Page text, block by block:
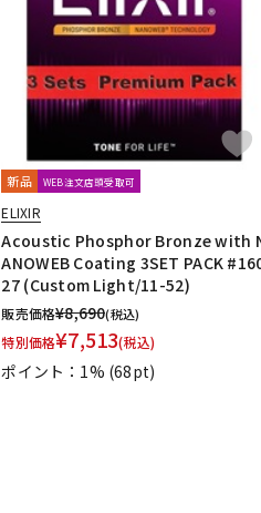
新品 WEB注文店頭受取可
ELIXIR
Acoustic Phosphor Bronze with
ANOWEB Coating 3SET PACK
27 (Custom Light/11-52)
販売価格¥8,690(税込)
特別価格¥7,513(税込)
ポイント：1% (68pt)